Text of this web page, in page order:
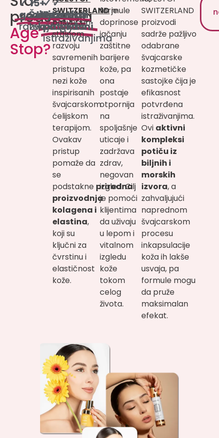
predstavlja
Age
Stop?
✓ 15+
godina
razvoja
✓
Švajcarska
tehologija
✓
Aktivni
kompleksi
✓
Rezultati
potvrđeni
istraživanjima
SWITZERLANDje
posvećen
stalnom
razvoju
savremenih
pristupa
nezi kože
inspirisanih
švajcarskom
ćelijskom
terapijom.
Ovakav
pristup
pomaže da
se
podstakne prirodna
proizvodnja
kolagena i
elastina,
koji su
ključni za
čvrstinu i
elastičnost
kože.
formule
doprinose
jačanju
zaštitne
barijere
kože, pa
ona
postaje
otpornija
na
spoljašnje
uticaje i
zadržava
zdrav,
negovan
izgled. Cilj
je pomoći
klijentima
da uživaju
u lepom i
vitalnom
izgledu
kože
tokom
celog
života.
SWITZERLAND
proizvodi
sadrže pažljivo
odabrane
švajcarske
kozmetičke
sastojke čija je
efikasnost
potvrđena
istraživanjima.
Ovi aktivni
kompleksi
potiču iz
biljnih i
morskih
izvora, a
zahvaljujući
naprednom
švajcarskom
procesu
inkapsulacije
koža ih lakše
usvaja, pa
formule mogu
da pruže
maksimalan
efekat.